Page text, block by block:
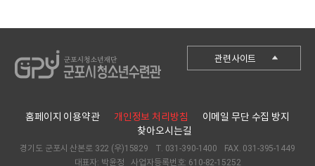
관련사이트
군포시청
당동청소년문화의집
홈페이지 이용약관 개인정보 처리방침
이메일 무단 수집 방지
찾아오시는길
경기도 군포시 산본로 322 (우)15829 T. 031-390-1400
FAX. 031-395-1449
대표자: 박윤정
사업자등록번호: 610-82-15252